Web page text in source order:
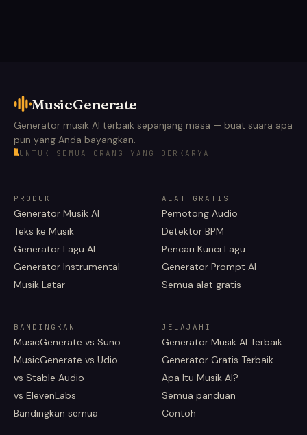
MusicGenerate
Generator musik AI terbaik sepanjang masa — buat suara apa
pun yang Anda bayangkan.
UNTUK SEMUA ORANG YANG BERKARYA
PRODUK
Generator Musik AI
Teks ke Musik
Generator Lagu AI
Generator Instrumental
Musik Latar
ALAT GRATIS
Pemotong Audio
Detektor BPM
Pencari Kunci Lagu
Generator Prompt AI
Semua alat gratis
BANDINGKAN
MusicGenerate vs Suno
MusicGenerate vs Udio
vs Stable Audio
vs ElevenLabs
Bandingkan semua
JELAJAHI
Generator Musik AI Terbaik
Generator Gratis Terbaik
Apa Itu Musik AI?
Semua panduan
Contoh